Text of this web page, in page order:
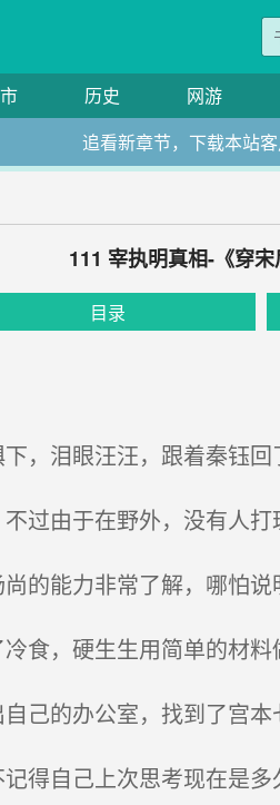
历史 网游
追看新章节，下载本站
111 宰执明真相-《穿宋
目录
，泪眼汪汪，跟着秦钰回
过由于在野外，没有人打
的能力非常了解，哪怕说
食，硬生生用简单的材料
己的办公室，找到了宫本
得自己上次思考现在是